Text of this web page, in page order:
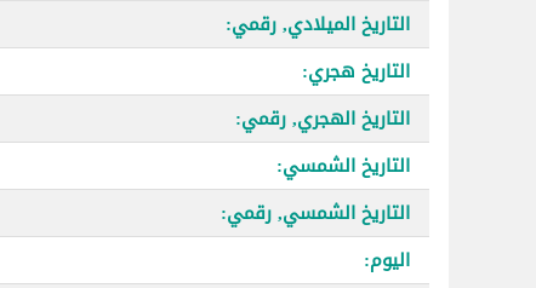
التاريخ الميلادي, رقمي:
التاريخ هجري:
التاريخ الهجري, رقمي:
التاريخ الشمسي:
التاريخ الشمسي, رقمي:
اليوم: